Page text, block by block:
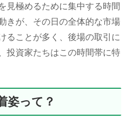
見極めるために集中する時間
きが、その日の全体的な市場
ることが多く、後場の取引に
投資家たちはこの時間帯に特
姿って？